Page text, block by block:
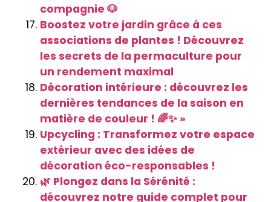
compagnie 🐶
Boostez votre jardin grâce à ces
associations de plantes ! Découvrez
les secrets de la permaculture pour
un rendement maximal
Décoration intérieure : découvrez les
dernières tendances de la saison en
matière de couleur ! 🌈✨ »
Upcycling : Transformez votre espace
extérieur avec des idées de
décoration éco-responsables !
🌿 Plongez dans la Sérénité :
découvrez notre guide complet pour